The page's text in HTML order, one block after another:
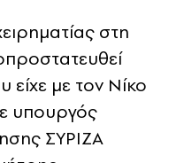
στη
είχε με τον Νίκο
υπουργός
ΣΥΡΙΖΑ